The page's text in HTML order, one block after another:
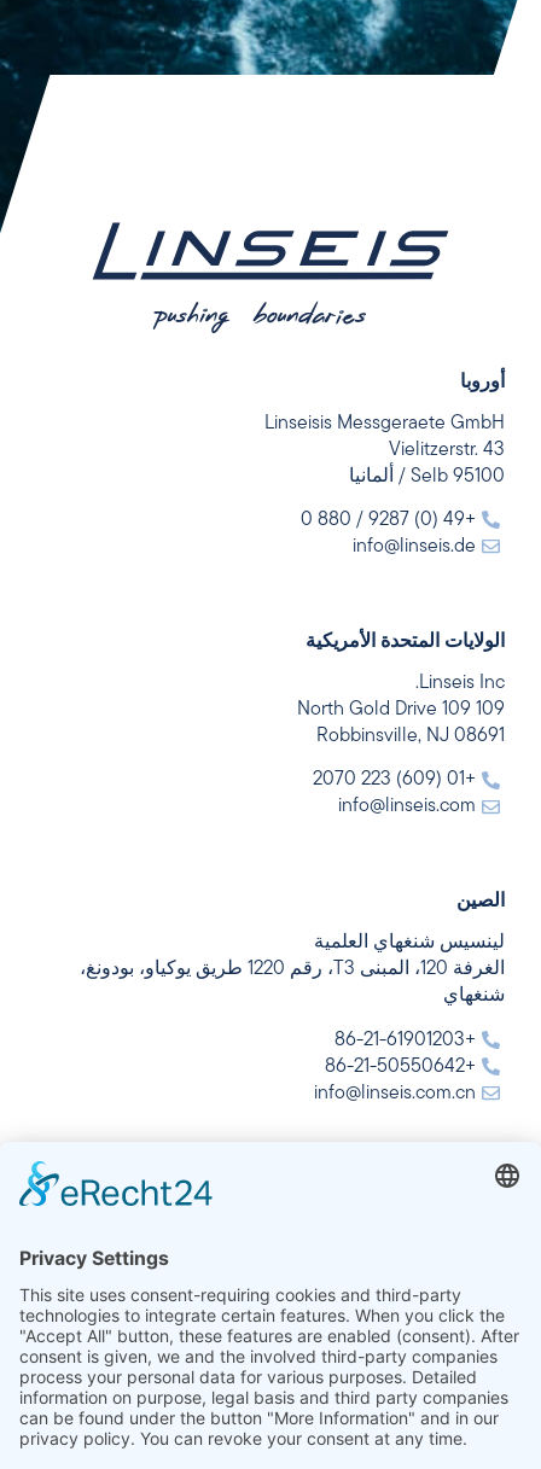
أوروبا
Linseisis Messgeraete GmbH
Vielitzerstr. 43
95100 Selb / ألمانيا
+49 (0) 9287 / 880 0
info@linseis.de
الولايات المتحدة الأمريكية
Linseis Inc.
109 109 North Gold Drive
Robbinsville, NJ 08691
+01 (609) 223 2070
info@linseis.com
الصين
لينسيس شنغهاي العلمية
الغرفة 120، المبنى T3، رقم 1220 طريق يوكياو، بودونغ،
شنغهاي
+86-21-61901203
+86-21-50550642
info@linseis.com.cn
الهند
+91-11-42883851
sales@linseis.in